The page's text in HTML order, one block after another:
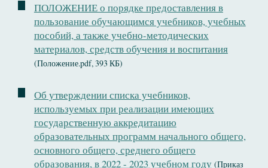
ПОЛОЖЕНИЕ о порядке предоставления в
пользование обучающимся учебников, учебных
пособий, а также учебно-методических
материалов, средств обучения и воспитания
(Положение.pdf, 393 КБ)
Об утверждении списка учебников,
используемых при реализации имеющих
государственную аккредитацию
образовательных программ начального общего,
основного общего, среднего общего
образования, в 2022 - 2023 учебном году (Приказ